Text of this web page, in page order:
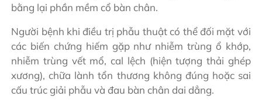
bằng lại phần mềm cổ bàn chân.
Người bệnh khi điều trị phẫu thuật có thể đối mặt với
các biến chứng hiếm gặp như nhiễm trùng ổ khớp,
nhiễm trùng vết mổ, cal lệch (hiện tượng thải ghép
xương), chữa lành tổn thương không đúng hoặc sai
cấu trúc giải phẫu và đau bàn chân dai dẳng.